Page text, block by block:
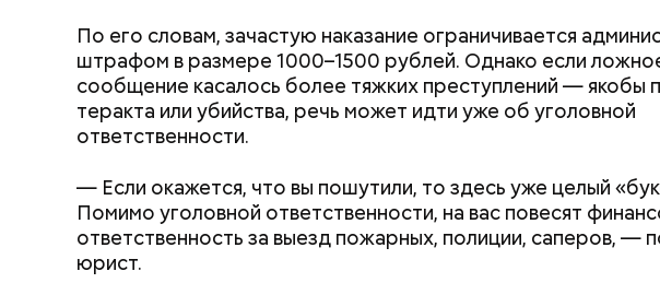
По его словам, зачастую наказание ограничивается
штрафом в размере 1000–1500 рублей. Однако если
сообщение касалось более тяжких преступлений — якобы
теракта или убийства, речь может идти уже об уголовной
ответственности.
— Если окажется, что вы пошутили, то здесь уже целый
Помимо уголовной ответственности, на вас повесят
ответственность за выезд пожарных, полиции, саперов, —
юрист.
не получить штраф
рублей от
трудной
претендовать
документы